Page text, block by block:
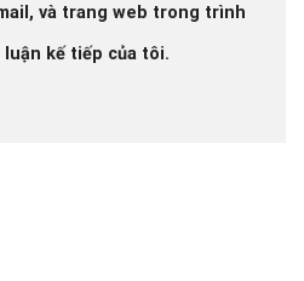
và trang web trong trình
kế tiếp của tôi.